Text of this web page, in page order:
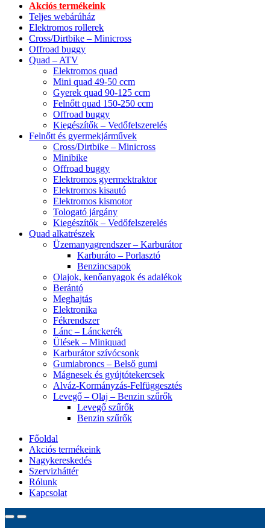
Akciós termékeink
Teljes webárúház
Elektromos rollerek
Cross/Dirtbike – Minicross
Offroad buggy
Quad – ATV
Elektromos quad
Mini quad 49-50 ccm
Gyerek quad 90-125 ccm
Felnőtt quad 150-250 ccm
Offroad buggy
Kiegészítők – Vedőfelszerelés
Felnőtt és gyermekjárművek
Cross/Dirtbike – Minicross
Minibike
Offroad buggy
Elektromos gyermektraktor
Elektromos kisautó
Elektromos kismotor
Tologató járgány
Kiegészítők – Vedőfelszerelés
Quad alkatrészek
Üzemanyagrendszer – Karburátor
Karburáto – Porlasztó
Benzincsapok
Olajok, kenőanyagok és adalékok
Berántó
Meghajtás
Elektronika
Fékrendszer
Lánc – Lánckerék
Ülések – Miniquad
Karburátor szívócsonk
Gumiabroncs – Belső gumi
Mágnesek és gyújtótekercsek
Alváz-Kormányzás-Felfüggesztés
Levegő – Olaj – Benzin szűrők
Levegő szűrők
Benzin szűrők
Főoldal
Akciós termékeink
Nagykereskedés
Szervizháttér
Rólunk
Kapcsolat